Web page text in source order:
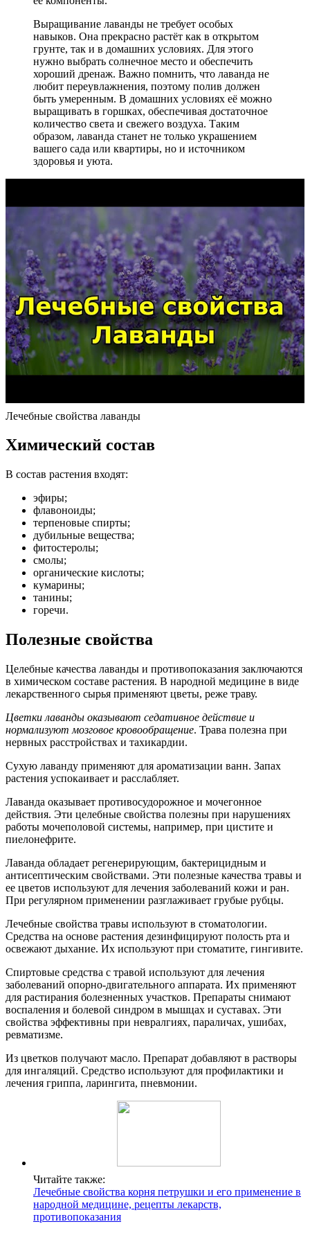
Выращивание лаванды не требует особых
навыков. Она прекрасно растёт как в открытом
грунте, так и в домашних условиях. Для этого
нужно выбрать солнечное место и обеспечить
хороший дренаж. Важно помнить, что лаванда не
любит переувлажнения, поэтому полив должен
быть умеренным. В домашних условиях её можно
выращивать в горшках, обеспечивая достаточное
количество света и свежего воздуха. Таким
образом, лаванда станет не только украшением
вашего сада или квартиры, но и источником
здоровья и уюта.
Лечебные свойства лаванды
Химический состав
В состав растения входят:
эфиры;
флавоноиды;
терпеновые спирты;
дубильные вещества;
фитостеролы;
смолы;
органические кислоты;
кумарины;
танины;
горечи.
Полезные свойства
Целебные качества лаванды и противопоказания заключаются
в химическом составе растения. В народной медицине в виде
лекарственного сырья применяют цветы, реже траву.
Цветки лаванды оказывают седативное действие и
нормализуют мозговое кровообращение. Трава полезна при
нервных расстройствах и тахикардии.
Сухую лаванду применяют для ароматизации ванн. Запах
растения успокаивает и расслабляет.
Лаванда оказывает противосудорожное и мочегонное
действия. Эти целебные свойства полезны при нарушениях
работы мочеполовой системы, например, при цистите и
пиелонефрите.
Лаванда обладает регенерирующим, бактерицидным и
антисептическим свойствами. Эти полезные качества травы и
ее цветов используют для лечения заболеваний кожи и ран.
При регулярном применении разглаживает грубые рубцы.
Лечебные свойства травы используют в стоматологии.
Средства на основе растения дезинфицируют полость рта и
освежают дыхание. Их используют при стоматите, гингивите.
Спиртовые средства с травой используют для лечения
заболеваний опорно-двигательного аппарата. Их применяют
для растирания болезненных участков. Препараты снимают
воспаления и болевой синдром в мышцах и суставах. Эти
свойства эффективны при невралгиях, параличах, ушибах,
ревматизме.
Из цветков получают масло. Препарат добавляют в растворы
для ингаляций. Средство используют для профилактики и
лечения гриппа, ларингита, пневмонии.
Читайте также:
Лечебные свойства корня петрушки и его применение в
народной медицине, рецепты лекарств,
противопоказания